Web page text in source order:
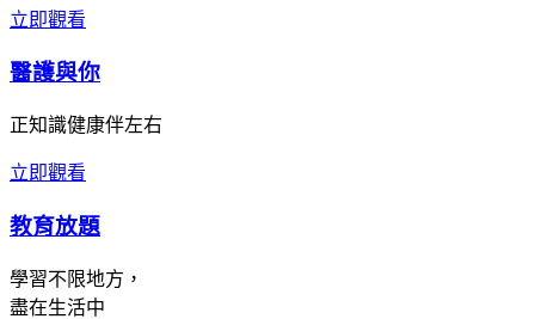
立即觀看
醫護與你
正知識健康伴左右
立即觀看
教育放題
學習不限地方，
盡在生活中